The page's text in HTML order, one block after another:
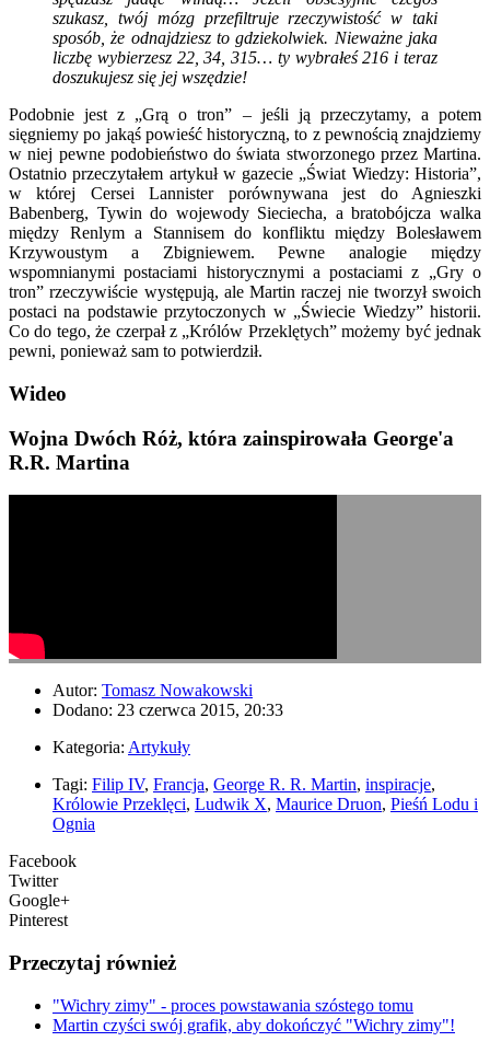
szukasz, twój mózg przefiltruje rzeczywistość w taki
sposób, że odnajdziesz to gdziekolwiek. Nieważne jaka
liczbę wybierzesz 22, 34, 315… ty wybrałeś 216 i teraz
doszukujesz się jej wszędzie!
Podobnie jest z „Grą o tron” – jeśli ją przeczytamy, a potem
sięgniemy po jakąś powieść historyczną, to z pewnością znajdziemy
w niej pewne podobieństwo do świata stworzonego przez Martina.
Ostatnio przeczytałem artykuł w gazecie „Świat Wiedzy: Historia”,
w której Cersei Lannister porównywana jest do Agnieszki
Babenberg, Tywin do wojewody Sieciecha, a bratobójcza walka
między Renlym a Stannisem do konfliktu między Bolesławem
Krzywoustym a Zbigniewem. Pewne analogie między
wspomnianymi postaciami historycznymi a postaciami z „Gry o
tron” rzeczywiście występują, ale Martin raczej nie tworzył swoich
postaci na podstawie przytoczonych w „Świecie Wiedzy” historii.
Co do tego, że czerpał z „Królów Przeklętych” możemy być jednak
pewni, ponieważ sam to potwierdził.
Wideo
Wojna Dwóch Róż, która zainspirowała George'a
R.R. Martina
Autor: Tomasz Nowakowski
Dodano: 23 czerwca 2015, 20:33
Kategoria: Artykuły
Tagi: Filip IV, Francja, George R. R. Martin, inspiracje,
Królowie Przeklęci, Ludwik X, Maurice Druon, Pieśń Lodu i
Ognia
Facebook
Twitter
Google+
Pinterest
Przeczytaj również
"Wichry zimy" - proces powstawania szóstego tomu
Martin czyści swój grafik, aby dokończyć "Wichry zimy"!